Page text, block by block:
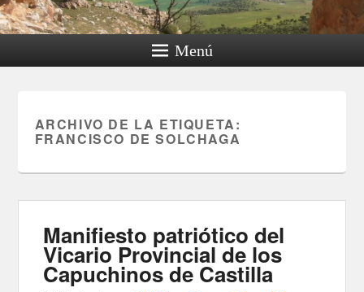
Menú
ARCHIVO DE LA ETIQUETA:
FRANCISCO DE SOLCHAGA
Manifiesto patriótico del
Vicario Provincial de los
Capuchinos de Castilla